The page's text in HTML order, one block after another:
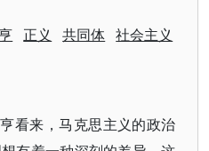
正义 共同体 社会主义
看来，马克思主义的政治